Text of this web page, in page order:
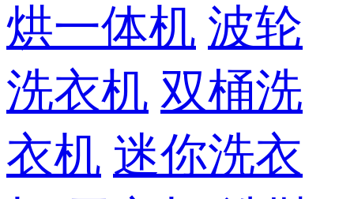
烘一体机 波轮
洗衣机 双桶洗
衣机 迷你洗衣